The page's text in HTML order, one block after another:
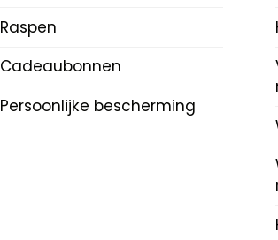
Raspen
Cadeaubonnen
Persoonlijke bescherming